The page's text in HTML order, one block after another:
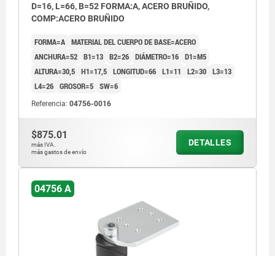
D=16, L=66, B=52 FORMA:A, ACERO BRUÑIDO,
COMP:ACERO BRUÑIDO
FORMA=A MATERIAL DEL CUERPO DE BASE=ACERO
ANCHURA=52 B1=13 B2=26 DIÁMETRO=16 D1=M5
ALTURA=30,5 H1=17,5 LONGITUD=66 L1=11 L2=30 L3=13
L4=26 GROSOR=5 SW=6
Referencia: 04756-0016
$875.01
más IVA.
más gastos de envío
DETALLES
04756 A